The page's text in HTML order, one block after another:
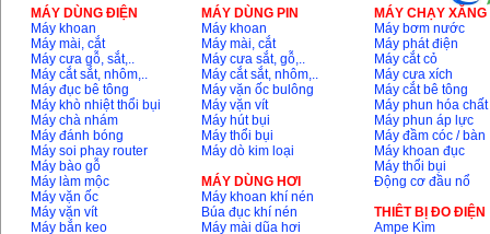
Giá: 7200000
Máy mài 100mm
Makita 9553B (710W)
Giá:1296000VND
MÁY DÙNG ĐIỆN
Máy khoan
Máy mài, cắt
Máy cưa gỗ, sắt,..
Máy cắt sắt, nhôm,..
Máy đục bê tông
Máy khò nhiệt thổi bụi
Máy chà nhám
Máy đánh bóng
Máy soi phay router
Máy bào gỗ
Máy làm mộc
Máy vặn ốc
Máy vặn vít
Máy bắn keo
MÁY DÙNG PIN
Máy khoan
Máy mài, cắt
Máy cưa sắt, gỗ,..
Máy cắt sắt, nhôm,..
Máy vặn ốc bulông
Máy vặn vít
Máy hút bụi
Máy thổi bụi
Máy dò kim loại
MÁY DÙNG HƠI
Máy khoan khí nén
Búa đục khí nén
Máy mài dũa hơi
MÁY CHẠY
Máy bơm nước
Máy phát điện
Máy cắt cỏ
Máy cưa xích
Máy cắt bê tông
Máy phun hóa chất
Máy phun áp lực
Máy đầm cóc / bàn
Máy khoan đục
Máy thổi bụi
Động cơ đầu nổ
THIÊT BỊ ĐO ĐIỆN
Ampe Kìm